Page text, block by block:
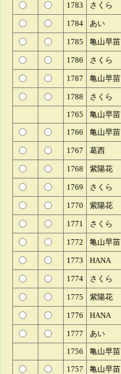
1783 さくら
1784 あい
1785 亀山早苗
1786 さくら
1787 亀山早苗
1788 さくら
1765
亀山早苗
1766
亀山早苗
1767 葛西
1768 紫陽花
1769 さくら
1770 紫陽花
1771 さくら
1772 亀山早苗
1773 HANA
1774 さくら
1775 紫陽花
1776 HANA
1777 あい
1756
亀山早苗
1757
亀山早苗